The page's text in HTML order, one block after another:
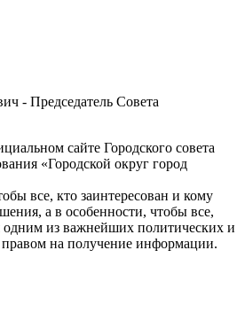
- Председатель Совета
сайте Городского совета
«Городской округ город
все, кто заинтересован и кому
а в особенности, чтобы все,
одним из важнейших политических и
на получение информации.